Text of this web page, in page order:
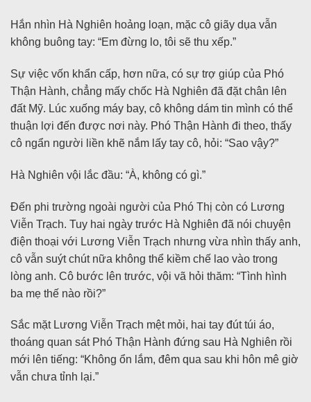
Hắn nhìn Hà Nghiên hoảng loạn, mặc cô giãy dụa vẫn
không buông tay: “Em đừng lo, tôi sẽ thu xếp.”
Sự việc vốn khẩn cấp, hơn nữa, có sự trợ giúp của Phó
Thận Hành, chẳng mấy chốc Hà Nghiên đã đặt chân lên
đất Mỹ. Lúc xuống máy bay, cô không dám tin mình có thể
thuận lợi đến được nơi này. Phó Thận Hành đi theo, thấy
cô ngẩn người liền khẽ nắm lấy tay cô, hỏi: “Sao vậy?”
Hà Nghiên vội lắc đầu: “À, không có gì.”
Đến phi trường ngoài người của Phó Thị còn có Lương
Viễn Trạch. Tuy hai ngày trước Hà Nghiên đã nói chuyện
điện thoại với Lương Viễn Trạch nhưng vừa nhìn thấy anh,
cô vẫn suýt chút nữa không thể kiềm chế lao vào trong
lòng anh. Cô bước lên trước, vội vã hỏi thăm: “Tình hình
ba mẹ thế nào rồi?”
Sắc mặt Lương Viễn Trạch mệt mỏi, hai tay đút túi áo,
thoáng quan sát Phó Thận Hành đứng sau Hà Nghiên rồi
mới lên tiếng: “Không ổn lắm, đêm qua sau khi hôn mê giờ
vẫn chưa tỉnh lại.”